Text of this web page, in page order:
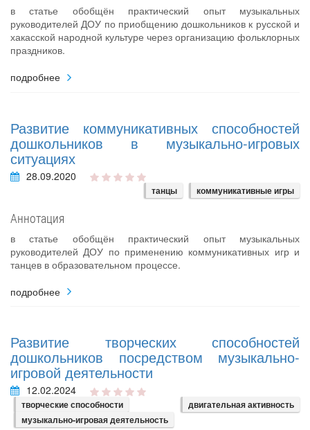
в статье обобщён практический опыт музыкальных
руководителей ДОУ по приобщению дошкольников к русской и
хакасской народной культуре через организацию фольклорных
праздников.
подробнее
Развитие коммуникативных способностей
дошкольников в музыкально-игровых
ситуациях
28.09.2020
танцы коммуникативные игры
Аннотация
в статье обобщён практический опыт музыкальных
руководителей ДОУ по применению коммуникативных игр и
танцев в образовательном процессе.
подробнее
Развитие творческих способностей
дошкольников посредством музыкально-
игровой деятельности
12.02.2024
творческие способности
двигательная активность
музыкально-игровая деятельность